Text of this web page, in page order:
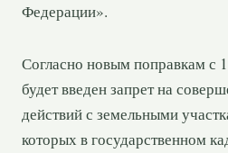
Федерации».
Согласно новым поправкам с
будет введен запрет на
действий с земельными
которых в государственном